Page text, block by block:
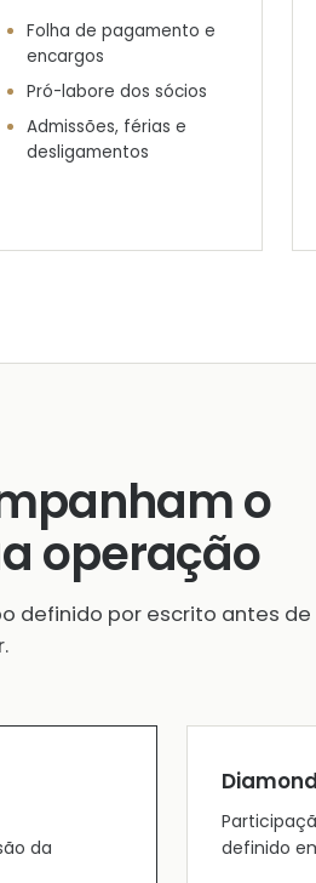
Folha de pagamento e
encargos
Pró-labore dos sócios
Admissões, férias e
desligamentos
o
operação
definido por escrito antes de
da
Diamond
definido